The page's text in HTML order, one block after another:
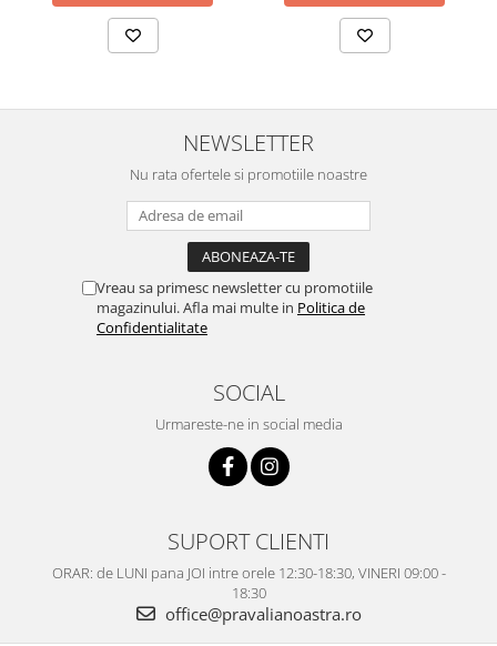
NEWSLETTER
Nu rata ofertele si promotiile noastre
Vreau sa primesc newsletter cu promotiile
magazinului. Afla mai multe in Politica de
Confidentialitate
SOCIAL
Urmareste-ne in social media
SUPORT CLIENTI
ORAR: de LUNI pana JOI intre orele 12:30-18:30, VINERI 09:00 -
18:30
office@pravalianoastra.ro